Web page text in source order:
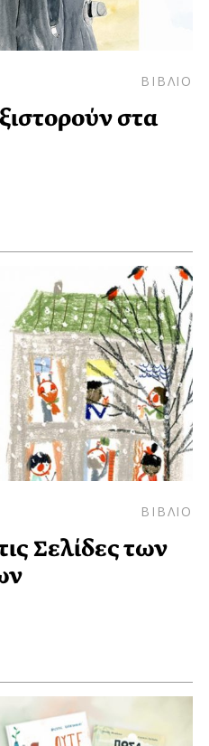
ΒΙΒΛΙΟ
στα
ΒΙΒΛΙΟ
Σελίδες των